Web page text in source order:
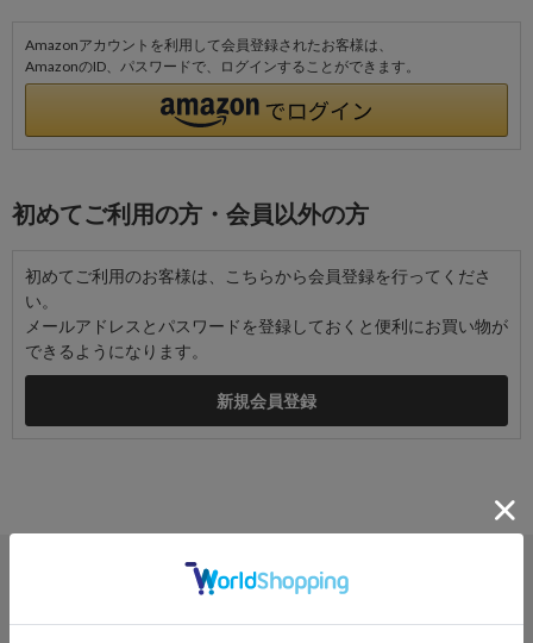
Amazonアカウントを利用して会員登録されたお客様は、
AmazonのID、パスワードで、ログインすることができます。
初めてご利用の方・会員以外の方
初めてご利用のお客様は、こちらから会員登録を行ってくださ
い。
メールアドレスとパスワードを登録しておくと便利にお買い物が
できるようになります。